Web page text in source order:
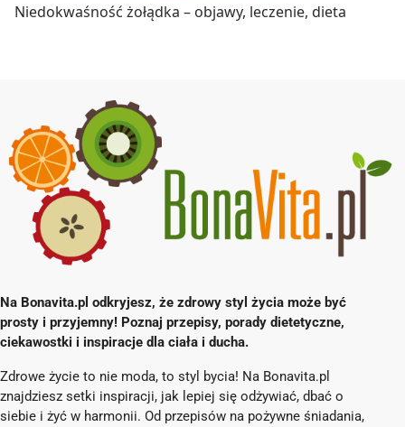
Niedokwaśność żołądka – objawy, leczenie, dieta
Na Bonavita.pl odkryjesz, że zdrowy styl życia może być
prosty i przyjemny! Poznaj przepisy, porady dietetyczne,
ciekawostki i inspiracje dla ciała i ducha.
Zdrowe życie to nie moda, to styl bycia! Na Bonavita.pl
znajdziesz setki inspiracji, jak lepiej się odżywiać, dbać o
siebie i żyć w harmonii. Od przepisów na pożywne śniadania,